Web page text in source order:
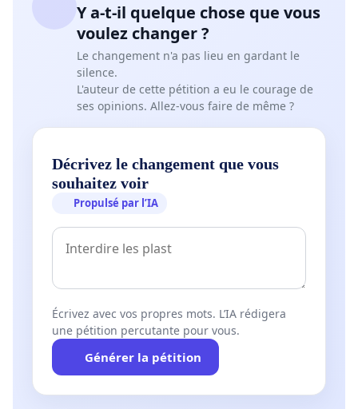
Y a-t-il quelque chose que vous
voulez changer ?
Le changement n'a pas lieu en gardant le
silence.
L'auteur de cette pétition a eu le courage de
ses opinions. Allez-vous faire de même ?
Décrivez le changement que vous
souhaitez voir
Propulsé par l’IA
Écrivez avec vos propres mots. L’IA rédigera
une pétition percutante pour vous.
Générer la pétition